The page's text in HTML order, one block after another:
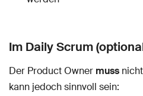
Im Daily Scrum
Der Product Owner muss
kann jedoch sinnvoll sein: